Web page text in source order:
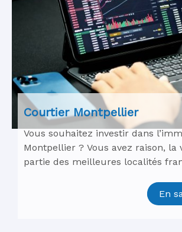
Courtier Montpellier
Vous souhaitez investir dans
Montpellier ? Vous avez raison, la
partie des meilleures localités
En